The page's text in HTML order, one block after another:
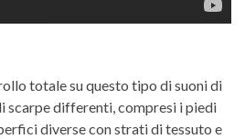
totale su questo tipo di suoni di
scarpe differenti, compresi i piedi
diverse con strati di tessuto e